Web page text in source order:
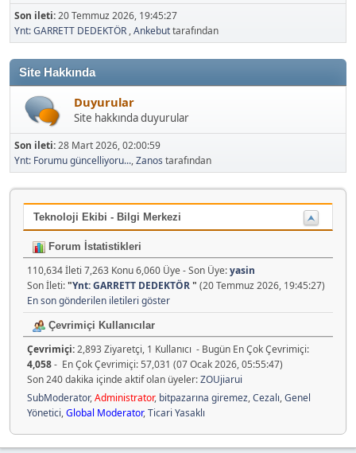
Son ileti:20 Temmuz 2026, 19:45:27
Ynt: GARRETT DEDEKTÖR ,Ankebuttarafından
Site Hakkında
Duyurular
Site hakkında duyurular
Son ileti:28 Mart 2026, 02:00:59
Ynt: Forumu güncelliyoru...,Zanos tarafından
Teknoloji Ekibi - Bilgi Merkezi
Forum İstatistikleri
110,634 İleti 7,263 Konu 6,060 Üye - Son Üye:yasin
Son İleti:"Ynt: GARRETT DEDEKTÖR" (20 Temmuz 2026, 19:45:27)
En son gönderilen iletileri göster
Çevrimiçi Kullanıcılar
Çevrimiçi:2,893 Ziyaretçi, 1 Kullanıcı - Bugün En Çok Çevrimiçi:
4,058- En Çok Çevrimiçi: 57,031 (07 Ocak 2026, 05:55:47)
Son 240 dakika içinde aktif olan üyeler:ZOUjiarui
SubModerator,Administrator, bitpazarına giremez,Cezalı,Genel
Yönetici,Global Moderator,Ticari Yasaklı